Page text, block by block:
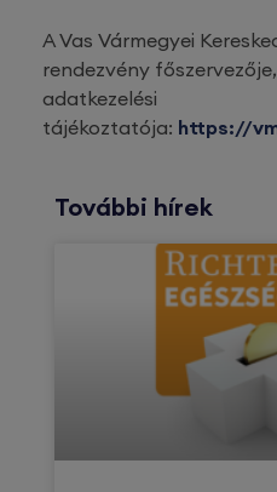
A Vas Vármegyei
rendezvény
adatkezelési
tájékoztatója: https://
További hírek